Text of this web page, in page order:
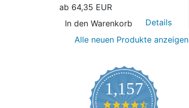
ab 64,35 EUR
In den Warenkorb
Details
Alle neuen Produkte anzeigen
1,157
4.7 star rating